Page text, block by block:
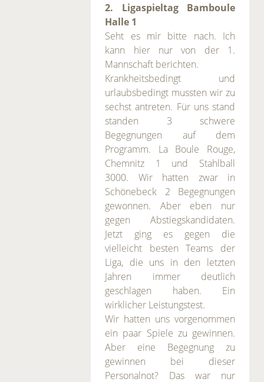
2. Ligaspieltag Bamboule
Halle 1
Seht es mir bitte nach. Ich
kann hier nur von der 1.
Mannschaft berichten.
Krankheitsbedingt und
urlaubsbedingt mussten wir zu
sechst antreten. Für uns stand
standen 3 schwere
Begegnungen auf dem
Programm. La Boule Rouge,
Chemnitz 1 und Stahlball
3000. Wir hatten zwar in
Schönebeck 2 Begegnungen
gewonnen. Aber eben nur
gegen Abstiegskandidaten.
Jetzt ging es gegen die
vielleicht besten Teams der
Liga, die uns in den letzten
Jahren immer deutlich
geschlagen haben. Ein
wirklicher Leistungstest.
Wir hatten uns vorgenommen
ein paar Spiele zu gewinnen.
Aber eine Begegnung zu
gewinnen bei dieser
Personalnot? Das war nur